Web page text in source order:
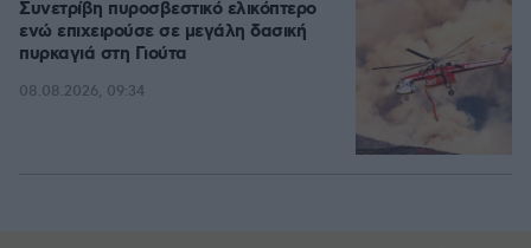
Συνετρίβη πυροσβεστικό ελικόπτερο
ενώ επιχειρούσε σε μεγάλη δασική
πυρκαγιά στη Γιούτα
08.08.2026, 09:34